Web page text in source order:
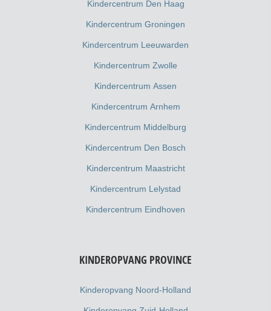
Kindercentrum Den Haag
Kindercentrum Groningen
Kindercentrum Leeuwarden
Kindercentrum Zwolle
Kindercentrum Assen
Kindercentrum Arnhem
Kindercentrum Middelburg
Kindercentrum Den Bosch
Kindercentrum Maastricht
Kindercentrum Lelystad
Kindercentrum Eindhoven
KINDEROPVANG PROVINCE
Kinderopvang Noord-Holland